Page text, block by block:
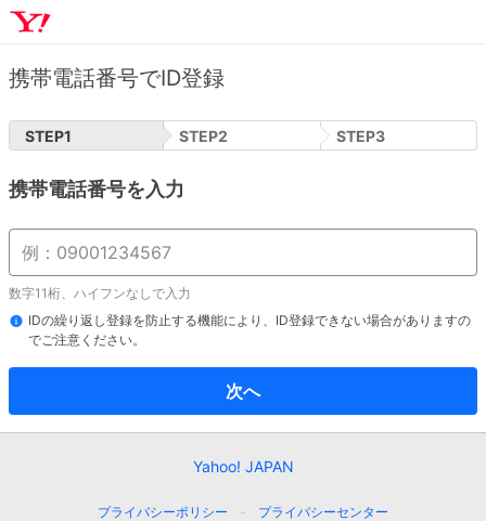
携帯電話番号でID登録
STEP1 STEP2 STEP3
携帯電話番号を入力
数字11桁、ハイフンなしで入力
IDの繰り返し登録を防止する機能により、ID登録できない場合がありますの
でご注意ください。
次へ
Yahoo! JAPAN
プライバシーポリシー
プライバシーセンター